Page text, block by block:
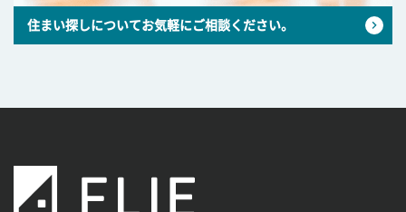
住まい探しについてお気軽にご相談ください。